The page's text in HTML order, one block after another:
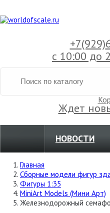
+7(929)
с 10:00 до
Ждет
НОВОСТИ
Главная
Сборные модели фигур
Фигуры 1:35
MiniArt Models (Мини Арт)
Железнодорожный